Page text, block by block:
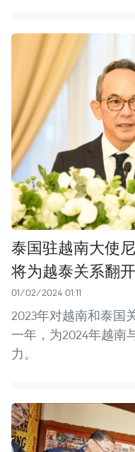
泰国驻越南大使
将为越泰关系翻
01/02/2024 01:11
2023年对越南和泰国
一年，为2024年越南
力。